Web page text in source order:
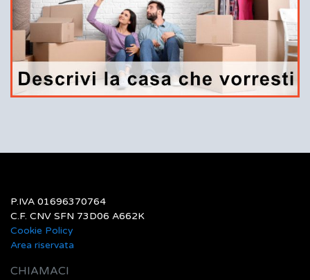
P.IVA 01696370764
C.F. CNV SFN 73D06 A662K
Cookie Policy
Area riservata
CHIAMACI